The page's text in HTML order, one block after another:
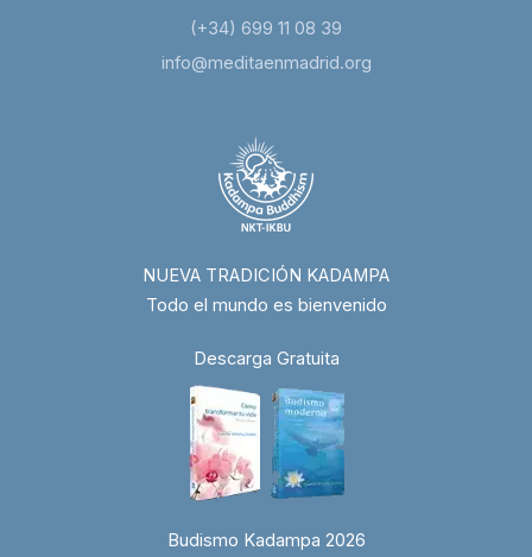
(+34) 699 11 08 39
info@meditaenmadrid.org
NUEVA TRADICIÓN KADAMPA
Todo el mundo es bienvenido
Descarga Gratuita
Budismo Kadampa 2026